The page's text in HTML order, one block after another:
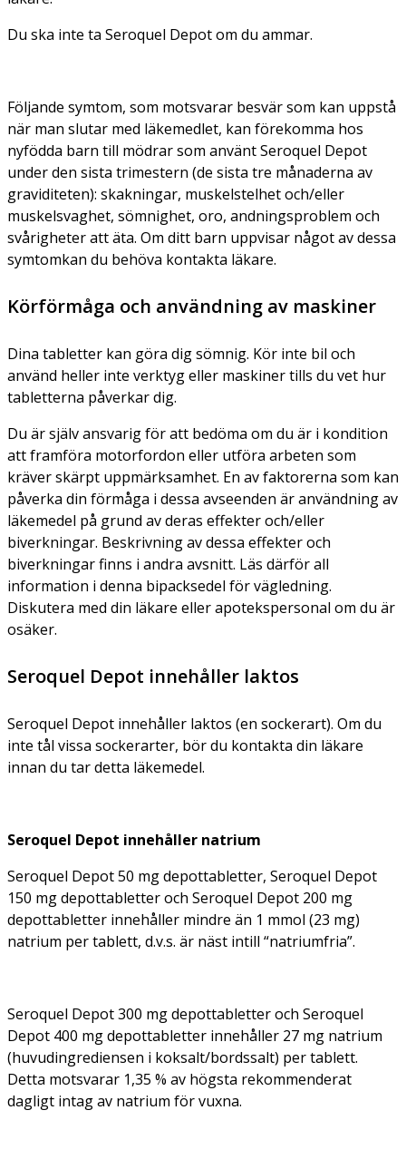
Du ska inte ta Seroquel Depot om du ammar.
Följande symtom, som motsvarar besvär som kan uppstå
när man slutar med läkemedlet, kan förekomma hos
nyfödda barn till mödrar som använt Seroquel Depot
under den sista trimestern (de sista tre månaderna av
graviditeten): skakningar, muskelstelhet och/eller
muskelsvaghet, sömnighet, oro, andningsproblem och
svårigheter att äta. Om ditt barn uppvisar något av dessa
symtomkan du behöva kontakta läkare.
Körförmåga och användning av maskiner
Dina tabletter kan göra dig sömnig. Kör inte bil och
använd heller inte verktyg eller maskiner tills du vet hur
tabletterna påverkar dig.
Du är själv ansvarig för att bedöma om du är i kondition
att framföra motorfordon eller utföra arbeten som
kräver skärpt uppmärksamhet. En av faktorerna som kan
påverka din förmåga i dessa avseenden är användning av
läkemedel på grund av deras effekter och/eller
biverkningar. Beskrivning av dessa effekter och
biverkningar finns i andra avsnitt. Läs därför all
information i denna bipacksedel för vägledning.
Diskutera med din läkare eller apotekspersonal om du är
osäker.
Seroquel Depot innehåller laktos
Seroquel Depot innehåller laktos (en sockerart). Om du
inte tål vissa sockerarter, bör du kontakta din läkare
innan du tar detta läkemedel.
Seroquel Depot innehåller natrium
Seroquel Depot 50 mg depottabletter, Seroquel Depot
150 mg depottabletter och Seroquel Depot 200 mg
depottabletter innehåller mindre än 1 mmol (23 mg)
natrium per tablett, d.v.s. är näst intill “natriumfria”.
Seroquel Depot 300 mg depottabletter och Seroquel
Depot 400 mg depottabletter innehåller 27 mg natrium
(huvudingrediensen i koksalt/bordssalt) per tablett.
Detta motsvarar 1,35 % av högsta rekommenderat
dagligt intag av natrium för vuxna.